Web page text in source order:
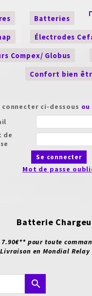
Batteries
Électrodes
Compex/ Globus
Confort bien
connecter ci-dessous
de
Se connecter
Mot de passe
Batterie
7.90€** pour toute
Livraison en Mondial
search